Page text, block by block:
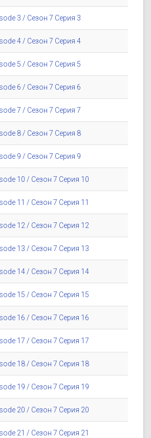
3 / Сезон 7 Серия 3
4 / Сезон 7 Серия 4
5 / Сезон 7 Серия 5
6 / Сезон 7 Серия 6
7 / Сезон 7 Серия 7
8 / Сезон 7 Серия 8
9 / Сезон 7 Серия 9
10 / Сезон 7 Серия 10
11 / Сезон 7 Серия 11
12 / Сезон 7 Серия 12
13 / Сезон 7 Серия 13
14 / Сезон 7 Серия 14
15 / Сезон 7 Серия 15
16 / Сезон 7 Серия 16
17 / Сезон 7 Серия 17
18 / Сезон 7 Серия 18
19 / Сезон 7 Серия 19
20 / Сезон 7 Серия 20
21 / Сезон 7 Серия 21